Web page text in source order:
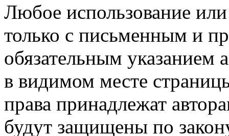
Любое использование
только с письменным и
обязательным указанием
в видимом месте
права принадлежат
будут защищены по